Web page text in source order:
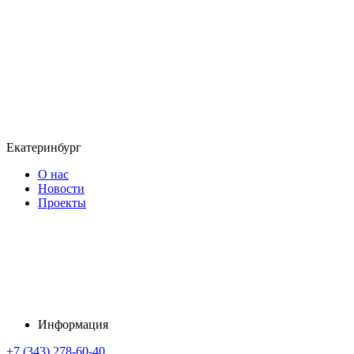
Екатеринбург
О нас
Новости
Проекты
Информация
+7 (343) 278-60-40